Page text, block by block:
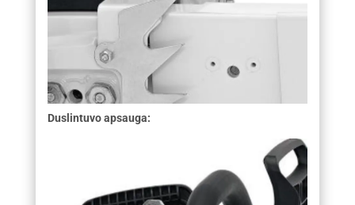
Duslintuvo apsauga: